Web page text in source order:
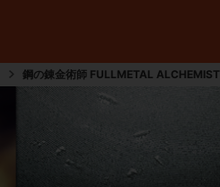
鋼の錬金術師 FULLMETAL ALCHEMIST